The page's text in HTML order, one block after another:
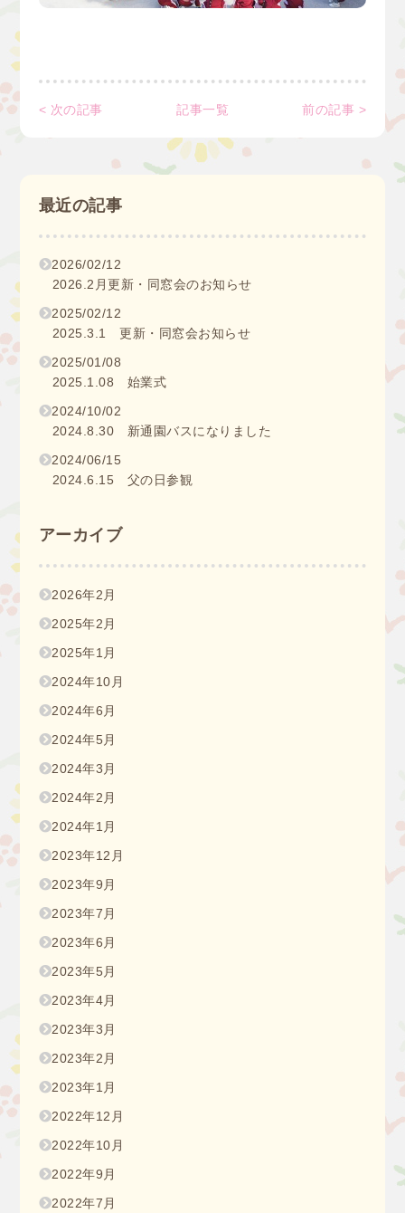
< 次の記事 記事一覧 前の記事 >
最近の記事
2026/02/12
2026.2月更新・同窓会のお知らせ
2025/02/12
2025.3.1 更新・同窓会お知らせ
2025/01/08
2025.1.08 始業式
2024/10/02
2024.8.30 新通園バスになりました
2024/06/15
2024.6.15 父の日参観
アーカイブ
2026年2月
2025年2月
2025年1月
2024年10月
2024年6月
2024年5月
2024年3月
2024年2月
2024年1月
2023年12月
2023年9月
2023年7月
2023年6月
2023年5月
2023年4月
2023年3月
2023年2月
2023年1月
2022年12月
2022年10月
2022年9月
2022年7月